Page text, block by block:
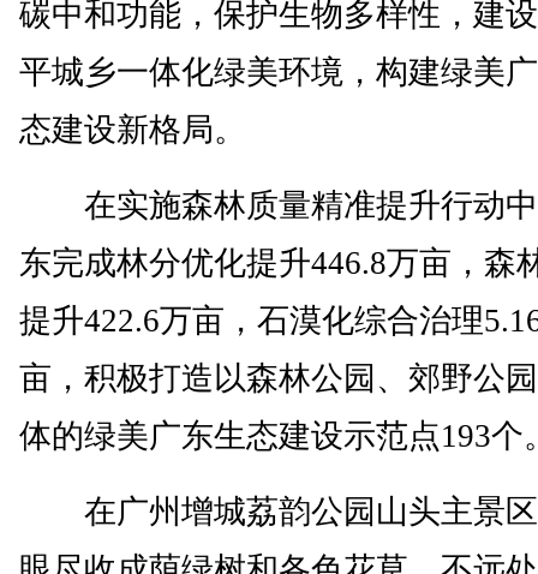
碳中和功能，保护生物多样性，建
平城乡一体化绿美环境，构建绿美
态建设新格局。
在实施森林质量精准提升行动
东完成林分优化提升446.8万亩，森
提升422.6万亩，石漠化综合治理
亩，积极打造以森林公园、郊野公
体的绿美广东生态建设示范点193个
在广州增城荔韵公园山头主景